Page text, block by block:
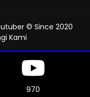
© Since 2020
Kami
1131